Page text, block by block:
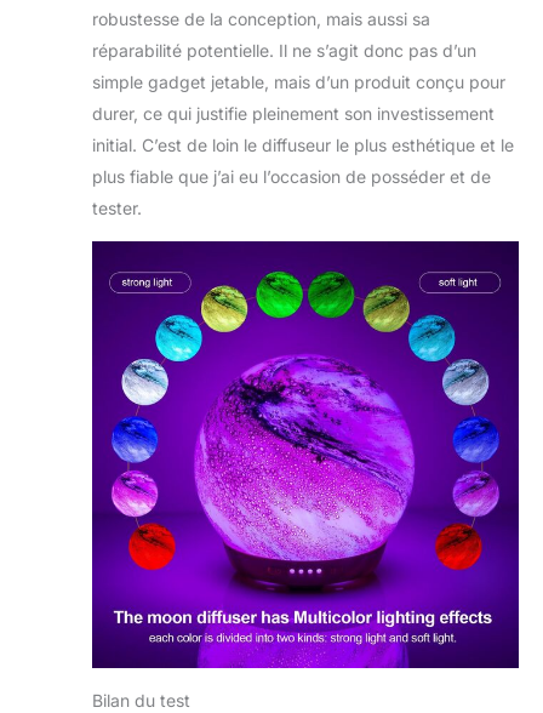
robustesse de la conception, mais aussi sa
réparabilité potentielle. Il ne s’agit donc pas d’un
simple gadget jetable, mais d’un produit conçu pour
durer, ce qui justifie pleinement son investissement
initial. C’est de loin le diffuseur le plus esthétique et le
plus fiable que j’ai eu l’occasion de posséder et de
tester.
Bilan du test